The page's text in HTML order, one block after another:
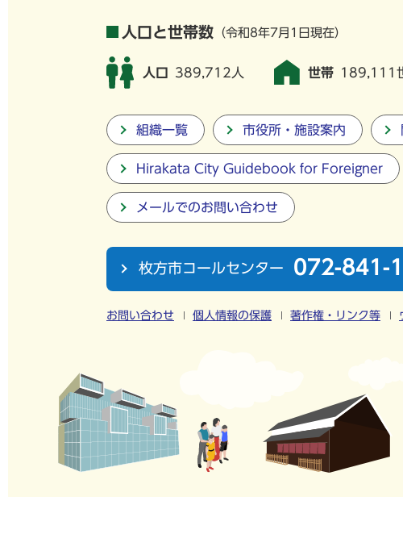
人口と世帯数 （令和8年7月1日現在）
人口 389,712人 世帯 189,111
組織一覧 市役所・施設案内
Hirakata City Guidebook for Foreigner
メールでのお問い合わせ
枚方市コールセンター 072-841-
お問い合わせ 個人情報の保護 著作権・リンク等